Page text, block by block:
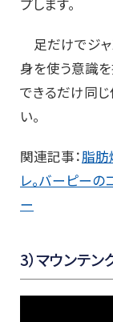
足だけでジャ
身を使う意識を
できるだけ同
い。
関連記事：脂肪
レ。バーピーの
ー
3）マウンテン